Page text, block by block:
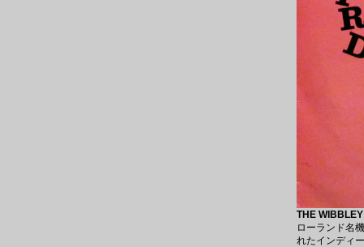
THE
ローランド名
れたインディ